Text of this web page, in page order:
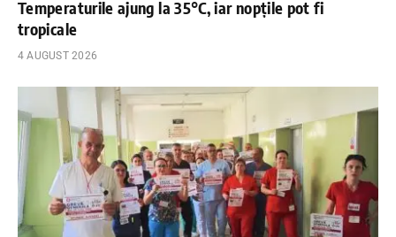
Temperaturile ajung la 35°C, iar nopțile pot fi
tropicale
4 AUGUST 2026